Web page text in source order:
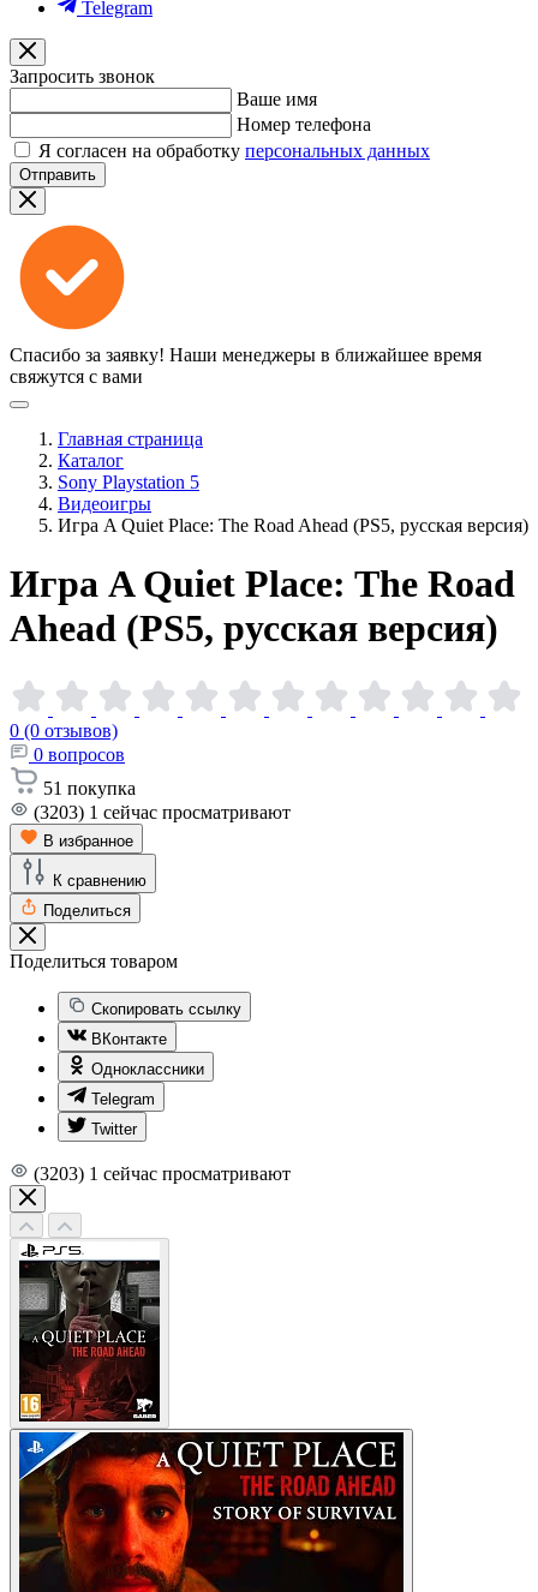
Telegram
Запросить звонок
Ваше имя
Номер телефона
Я согласен на обработку персональных данных
Отправить
Спасибо за заявку! Наши менеджеры в ближайшее время
свяжутся с вами
Главная страница
Каталог
Sony Playstation 5
Видеоигры
Игра A Quiet Place: The Road Ahead (PS5, русская версия)
Игра A Quiet Place: The Road
Ahead (PS5, русская версия)
0 (0 отзывов)
0 вопросов
51 покупка
(3203) 1 сейчас просматривают
В избранное
К сравнению
Поделиться
Поделиться товаром
Скопировать ссылку
ВКонтакте
Одноклассники
Telegram
Twitter
(3203) 1 сейчас просматривают